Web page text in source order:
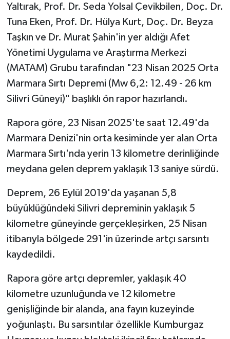
Yaltırak, Prof. Dr. Seda Yolsal Çevikbilen, Doç. Dr.
Tuna Eken, Prof. Dr. Hülya Kurt, Doç. Dr. Beyza
Taşkın ve Dr. Murat Şahin'in yer aldığı Afet
Yönetimi Uygulama ve Araştırma Merkezi
(MATAM) Grubu tarafından "23 Nisan 2025 Orta
Marmara Sırtı Depremi (Mw 6,2: 12.49 - 26 km
Silivri Güneyi)" başlıklı ön rapor hazırlandı.
Rapora göre, 23 Nisan 2025'te saat 12.49'da
Marmara Denizi'nin orta kesiminde yer alan Orta
Marmara Sırtı'nda yerin 13 kilometre derinliğinde
meydana gelen deprem yaklaşık 13 saniye sürdü.
Deprem, 26 Eylül 2019'da yaşanan 5,8
büyüklüğündeki Silivri depreminin yaklaşık 5
kilometre güneyinde gerçekleşirken, 25 Nisan
itibarıyla bölgede 291'in üzerinde artçı sarsıntı
kaydedildi.
Rapora göre artçı depremler, yaklaşık 40
kilometre uzunluğunda ve 12 kilometre
genişliğinde bir alanda, ana fayın kuzeyinde
yoğunlaştı. Bu sarsıntılar özellikle Kumburgaz
Bitlis Müftülüğü
Bolu Müftülüğü
Bursa Müftülüğü
Çanakkale Müftülüğü
Çankırı Müftülüğü
Denizli Müftülüğü
Düzce Müftülüğü
Edirne Müftülüğü
Elazığ Müftülüğü
Erzincan Müftülüğü
Sağlık
Makaleler
Duyurular
Podcast
Bilim, Teknoloji
Diyanet TV
YAŞAM